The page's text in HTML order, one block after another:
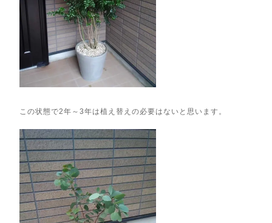
この状態で2年～3年は植え替えの必要はないと思います。